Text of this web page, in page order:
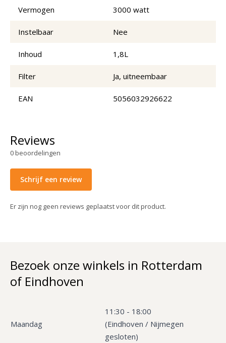
Vermogen 3000 watt
Instelbaar Nee
Inhoud 1,8L
Filter Ja, uitneembaar
EAN 5056032926622
Reviews
0beoordelingen
Schrijf een review
Er zijn nog geen reviews geplaatst voor dit product.
Bezoek onze winkels in Rotterdam
of Eindhoven
Maandag
11:30 - 18:00
(Eindhoven / Nijmegen
gesloten)